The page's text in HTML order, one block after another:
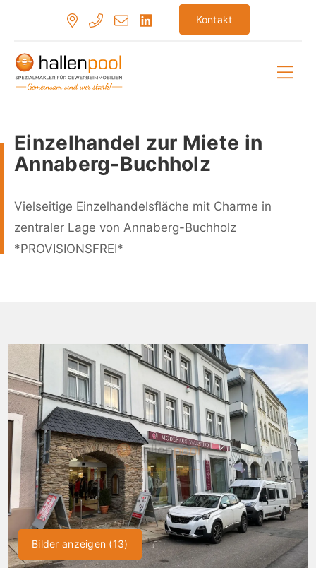
springen
Kontakt
Einzelhandel zur Miete in
Annaberg-Buchholz
Vielseitige Einzelhandelsfläche mit Charme in
zentraler Lage von Annaberg-Buchholz
*PROVISIONSFREI*
Bilder anzeigen (13)